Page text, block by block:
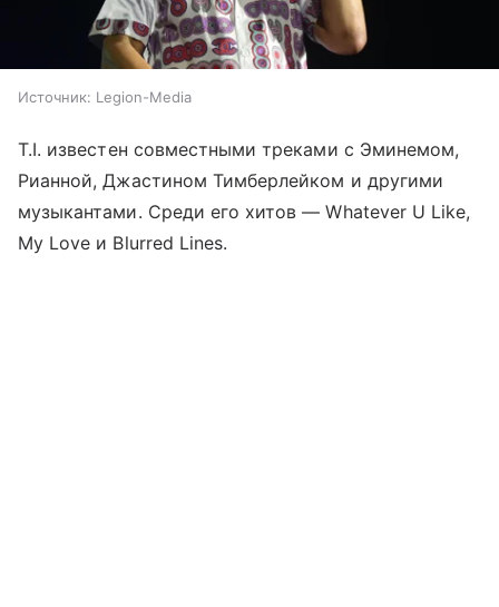
Источник: Legion-Media
T.I. известен совместными треками с Эминемом,
Рианной, Джастином Тимберлейком и другими
музыкантами. Среди его хитов — Whatever U Like,
My Love и Blurred Lines.